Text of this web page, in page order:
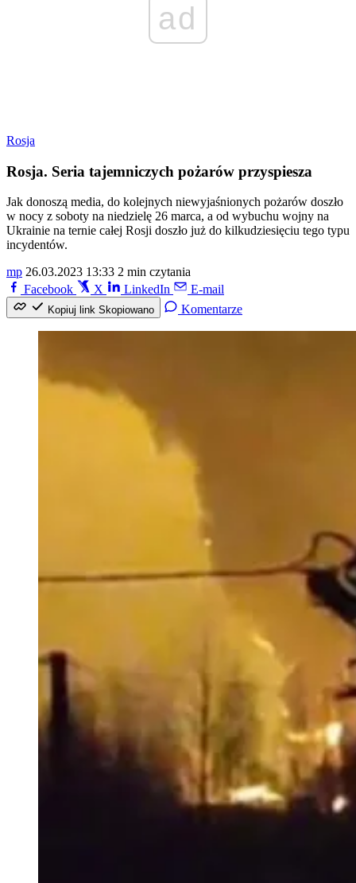
ad
Rosja
Rosja. Seria tajemniczych pożarów przyspiesza
Jak donoszą media, do kolejnych niewyjaśnionych pożarów doszło
w nocy z soboty na niedzielę 26 marca, a od wybuchu wojny na
Ukrainie na ternie całej Rosji doszło już do kilkudziesięciu tego typu
incydentów.
mp 26.03.2023 13:33 2 min czytania
Facebook
X LinkedIn E-mail
Kopiuj link Skopiowano Komentarze